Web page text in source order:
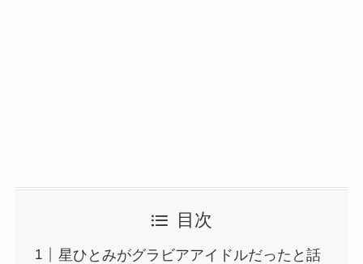
目次
星ひとみがグラビアアイドルだったと話